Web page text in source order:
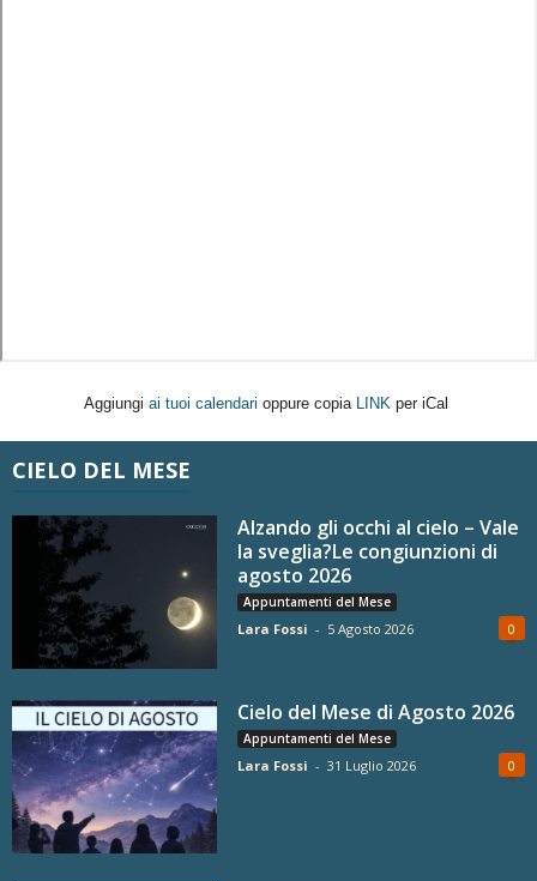
Aggiungi ai tuoi calendari oppure copia LINK per iCal
CIELO DEL MESE
Alzando gli occhi al cielo – Vale
la sveglia?Le congiunzioni di
agosto 2026
Appuntamenti del Mese
Lara Fossi - 5 Agosto 2026 0
Cielo del Mese di Agosto 2026
Appuntamenti del Mese
Lara Fossi - 31 Luglio 2026 0